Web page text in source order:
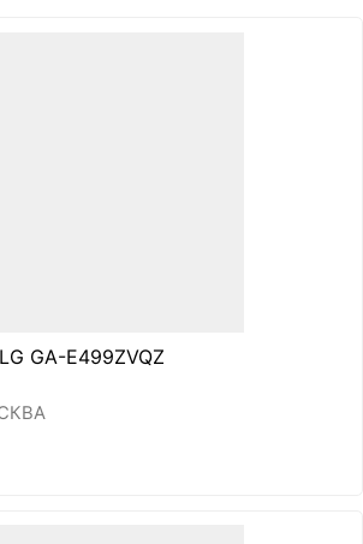
GA-E499ZVQZ